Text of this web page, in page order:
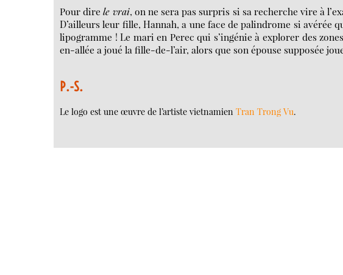
Pour direle vrai, on ne sera pas surpris si sa recherche vire à
D’ailleurs leur fille, Hannah, a une face de palindrome si avérée
lipogramme ! Le mari en Perec qui s’ingénie à explorer des
en-allée a joué la fille-de-l’air, alors que son épouse supposée
P.-S.
Le logo est une œuvre de l’artiste vietnamienTran Trong Vu.